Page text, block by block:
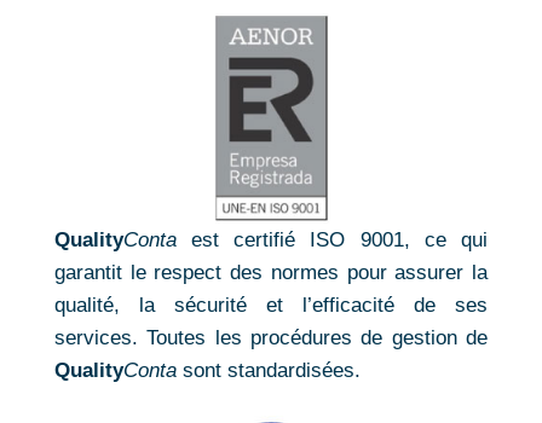
QualityContaest certifié ISO 9001, ce qui
garantit le respect des normes pour assurer la
qualité, la sécurité et l’efficacité de ses
services. Toutes les procédures de gestion de
QualityContasont standardisées.